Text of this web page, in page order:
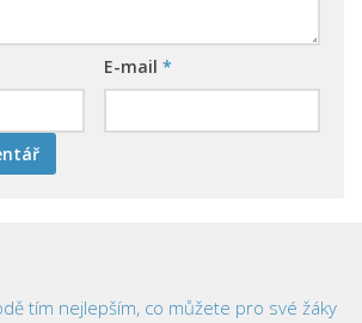
E-mail *
tím nejlepším, co můžete pro své žáky